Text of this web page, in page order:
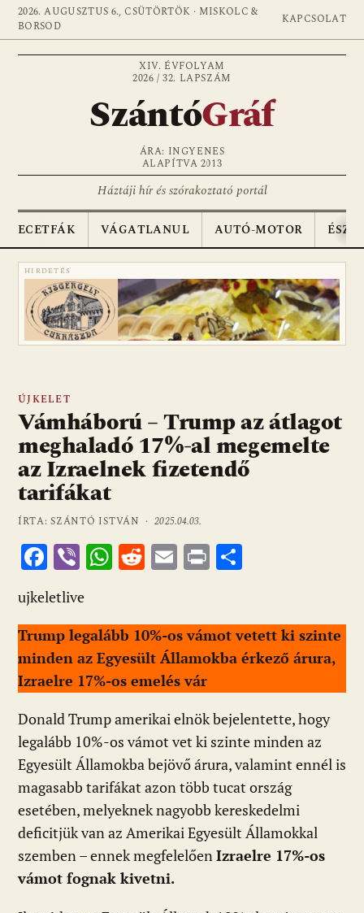
2026. AUGUSZTUS 6., CSÜTÖRTÖK · MISKOLC &
BORSOD
KAPCSOLAT
XIV. ÉVFOLYAM
2026 / 32. LAPSZÁM
SzántóGráf
ÁRA: INGYENES
ALAPÍTVA 2013
Háztáji hír és szórakoztató portál
ECETFÁK VÁGATLANUL AUTÓ-MOTOR
HIRDETÉS
ÚJKELET
Vámháború – Trump az átlagot
meghaladó 17%-al megemelte
az Izraelnek fizetendő
tarifákat
ÍRTA: SZÁNTÓ ISTVÁN ·2025.04.03.
F
ac
e
b
o
o
k
Vi
er
W
s
A
p
p
R
di
t
E
l
Pr
m
e
g
ujkeletlive
Trump legalább 10%-os vámot vetett ki szinte
minden az Egyesült Államokba érkező árura,
Izraelre 17%-os emelés vár
Donald Trump amerikai elnök bejelentette, hogy
legalább 10%-os vámot vet ki szinte minden az
Egyesült Államokba bejövő árura, valamint ennél is
magasabb tarifákat azon több tucat ország
esetében, melyeknek nagyobb kereskedelmi
deficitjük van az Amerikai Egyesült Államokkal
szemben – ennek megfelelőenIzraelre 17%-os
vámot fognak kivetni.